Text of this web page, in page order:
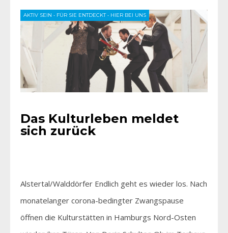
AKTIV SEIN • FÜR SIE ENTDECKT• HIER BEI UNS
Das Kulturleben meldet
sich zurück
Alstertal/Walddörfer Endlich geht es wieder los. Nach
monatelanger corona-bedingter Zwangspause
öffnen die Kulturstätten in Hamburgs Nord-Osten